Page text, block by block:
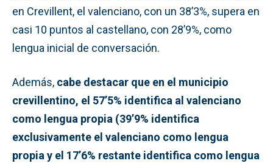
en Crevillent, el valenciano, con un 38’3%, supera en
casi 10 puntos al castellano, con 28’9%, como
lengua inicial de conversación.
Además, cabe destacar que en el municipio
crevillentino, el 57’5% identifica al valenciano
como lengua propia (39’9% identifica
exclusivamente el valenciano como lengua
propia y el 17’6% restante identifica como lengua